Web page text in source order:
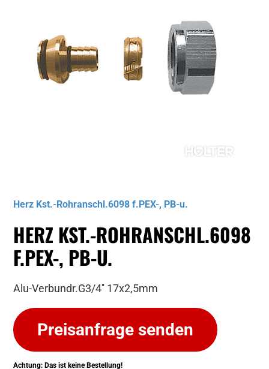
Herz Kst.-Rohranschl.6098 f.PEX-, PB-u.
HERZ KST.-ROHRANSCHL.6098
F.PEX-, PB-U.
Alu-Verbundr.G3/4'' 17x2,5mm
Preisanfrage senden
Achtung: Das ist keine Bestellung!